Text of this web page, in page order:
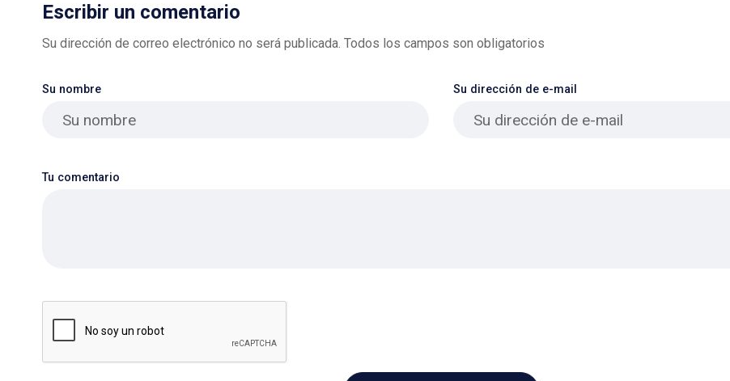
Escribir un comentario
Su dirección de correo electrónico no será publicada. Todos los campos son obligatorios
Su nombre Su dirección de e-mail
Tu comentario